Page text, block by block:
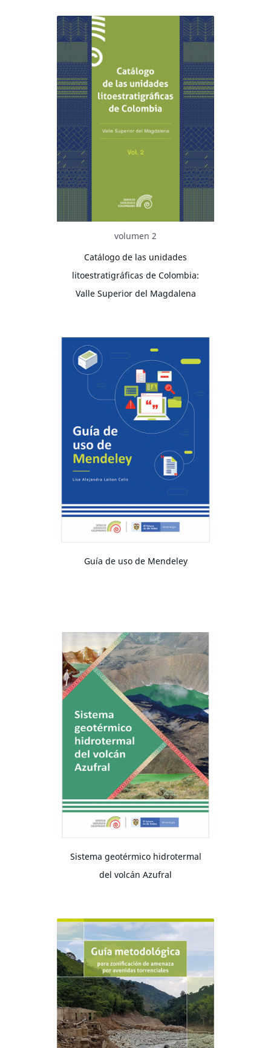
volumen 2
Catálogo de las unidades
litoestratigráficas de Colombia:
Valle Superior del Magdalena
Guía de uso de Mendeley
Sistema geotérmico hidrotermal
del volcán Azufral